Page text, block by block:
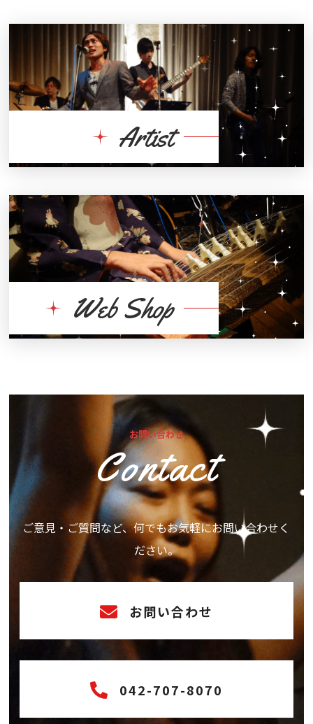
Artist
Web Shop
お問い合わせ
Contact
ご意見・ご質問など、何でもお気軽にお問い合わせく
ださい。
お問い合わせ
042-707-8070